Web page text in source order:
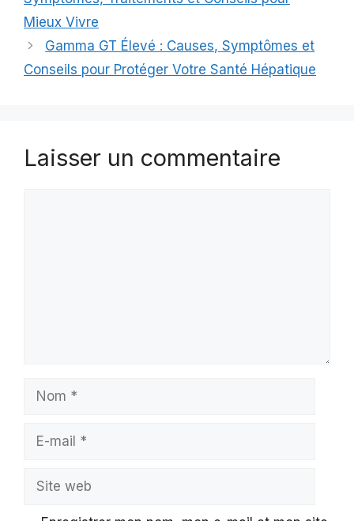
Mieux Vivre
Gamma GT Élevé : Causes, Symptômes et
Conseils pour Protéger Votre Santé Hépatique
Laisser un commentaire
mail
web